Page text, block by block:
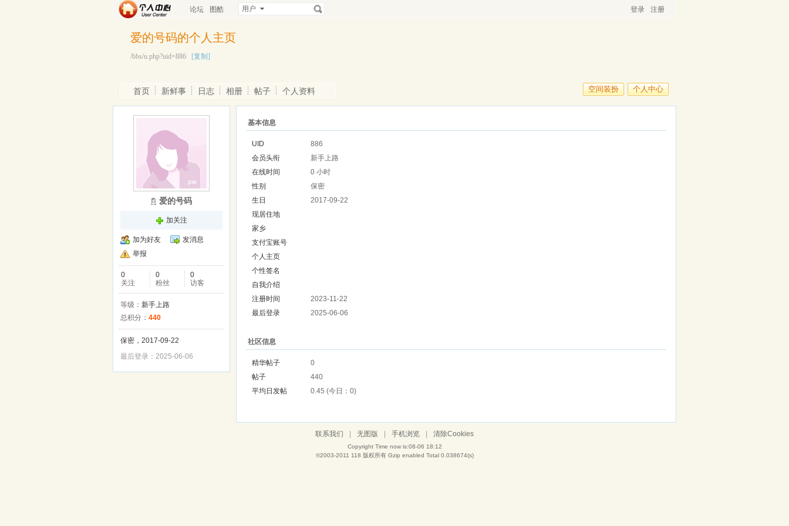
论坛 图酷 用户 登录 注册
爱的号码的个人主页
/bbs/u.php?uid=886 [复制]
空间装扮 个人中心
首页 新鲜事 日志 相册 帖子 个人资料
爱的号码
加关注
加为好友
发消息
举报
0
关注
0
粉丝
0
访客
等级： 新手上路
总积分： 440
保密，2017-09-22
最后登录：2025-06-06
基本信息
UID
886
会员头衔
新手上路
在线时间
0 小时
性别
保密
生日
2017-09-22
现居住地
家乡
支付宝账号
个人主页
个性签名
自我介绍
注册时间
2023-11-22
最后登录
2025-06-06
社区信息
精华帖子
0
帖子
440
平均日发帖
0.45 (今日：0)
联系我们 无图版 手机浏览 清除Cookies
Copyright Time now is:08-06 18:12
©2003-2011 118 版权所有 Gzip enabled Total 0.038674(s)